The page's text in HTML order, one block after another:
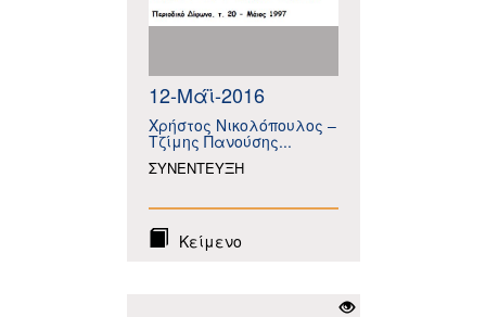
12-Μάϊ-2016
Χρήστος Νικολόπουλος –
Τζίμης Πανούσης...
ΣΥΝΕΝΤΕΥΞΗ
Κείμενο